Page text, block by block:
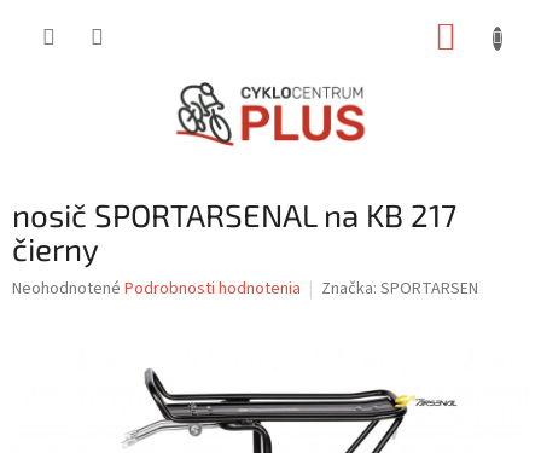
nosič SPORTARSENAL na KB 217
čierny
Priemerné
Neohodnotené Podrobnosti hodnotenia Značka: SPORTARSEN